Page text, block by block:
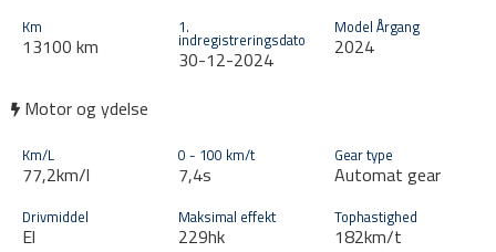
Km
13100 km
1.
indregistreringsdato
30-12-2024
Model Årgang
2024
Motor og ydelse
Km/L
77,2km/l
0 - 100 km/t
7,4s
Gear type
Automat gear
Drivmiddel
El
Maksimal effekt
229hk
Tophastighed
182km/t